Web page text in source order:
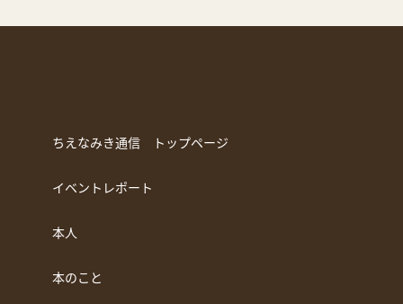
ちえなみき通信 トップページ
イベントレポート
本人
本のこと